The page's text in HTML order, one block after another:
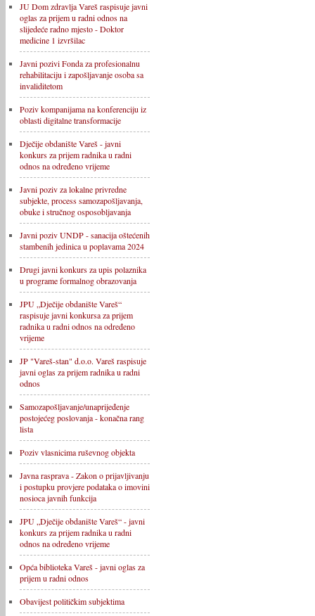
JU Dom zdravlja Vareš raspisuje javni
oglas za prijem u radni odnos na
slijedeće radno mjesto - Doktor
medicine 1 izvršilac
Javni pozivi Fonda za profesionalnu
rehabilitaciju i zapošljavanje osoba sa
invaliditetom
Poziv kompanijama na konferenciju iz
oblasti digitalne transformacije
Dječije obdanište Vareš - javni
konkurs za prijem radnika u radni
odnos na određeno vrijeme
Javni poziv za lokalne privredne
subjekte, process samozapošljavanja,
obuke i stručnog osposobljavanja
Javni poziv UNDP - sanacija oštećenih
stambenih jedinica u poplavama 2024
Drugi javni konkurs za upis polaznika
u programe formalnog obrazovanja
JPU „Dječije obdanište Vareš“
raspisuje javni konkursa za prijem
radnika u radni odnos na određeno
vrijeme
JP "Vareš-stan" d.o.o. Vareš raspisuje
javni oglas za prijem radnika u radni
odnos
Samozapošljavanje/unaprijeđenje
postojećeg poslovanja - konačna rang
lista
Poziv vlasnicima ruševnog objekta
Javna rasprava - Zakon o prijavljivanju
i postupku provjere podataka o imovini
nosioca javnih funkcija
JPU „Dječije obdanište Vareš“ - javni
konkurs za prijem radnika u radni
odnos na određeno vrijeme
Opća biblioteka Vareš - javni oglas za
prijem u radni odnos
Obavijest političkim subjektima